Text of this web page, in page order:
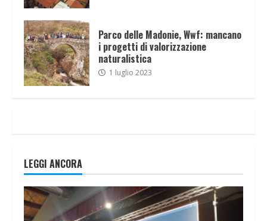
Parco delle Madonie, Wwf: mancano
i progetti di valorizzazione
naturalistica
1 luglio 2023
LEGGI ANCORA